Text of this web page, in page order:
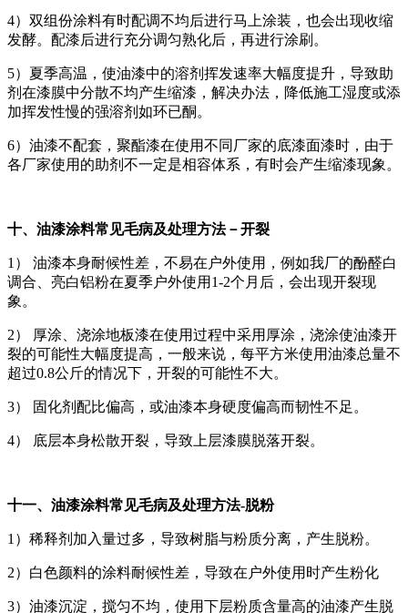
4）双组份涂料有时配调不均后进行马上涂装，也会出现收缩
发酵。配漆后进行充分调匀熟化后，再进行涂刷。
5）夏季高温，使油漆中的溶剂挥发速率大幅度提升，导致助
剂在漆膜中分散不均产生缩漆，解决办法，降低施工湿度或添
加挥发性慢的强溶剂如环已酮。
6）油漆不配套，聚酯漆在使用不同厂家的底漆面漆时，由于
各厂家使用的助剂不一定是相容体系，有时会产生缩漆现象。
十、油漆涂料常见毛病及处理方法－开裂
1） 油漆本身耐候性差，不易在户外使用，例如我厂的酚醛白
调合、亮白铝粉在夏季户外使用1-2个月后，会出现开裂现
象。
2） 厚涂、浇涂地板漆在使用过程中采用厚涂，浇涂使油漆开
裂的可能性大幅度提高，一般来说，每平方米使用油漆总量不
超过0.8公斤的情况下，开裂的可能性不大。
3） 固化剂配比偏高，或油漆本身硬度偏高而韧性不足。
4） 底层本身松散开裂，导致上层漆膜脱落开裂。
十一、油漆涂料常见毛病及处理方法-脱粉
1）稀释剂加入量过多，导致树脂与粉质分离，产生脱粉。
2）白色颜料的涂料耐候性差，导致在户外使用时产生粉化
3）油漆沉淀，搅匀不均，使用下层粉质含量高的油漆产生脱